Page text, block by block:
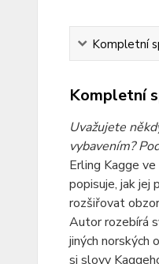
Kompletní
Kompletní
Uvažujete
vybavením?
Erling Kagge
popisuje, jak jej
rozšiřovat
Autor rozebírá
jiných norských
si slovy